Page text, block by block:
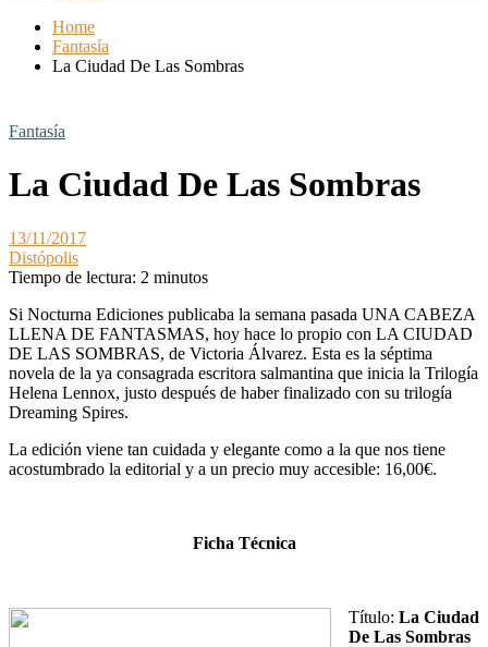
Home
Fantasía
La Ciudad De Las Sombras
Fantasía
La Ciudad De Las Sombras
13/11/2017
Distópolis
Tiempo de lectura: 2 minutos
Si Nocturna Ediciones publicaba la semana pasada UNA CABEZA
LLENA DE FANTASMAS, hoy hace lo propio con LA CIUDAD
DE LAS SOMBRAS, de Victoria Álvarez. Esta es la séptima
novela de la ya consagrada escritora salmantina que inicia la Trilogía
Helena Lennox, justo después de haber finalizado con su trilogía
Dreaming Spires.
La edición viene tan cuidada y elegante como a la que nos tiene
acostumbrado la editorial y a un precio muy accesible: 16,00€.
Ficha Técnica
Título: La Ciudad
De Las Sombras